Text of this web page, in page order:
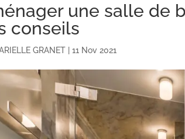
une salle de
conseils
GRANET |11 Nov 2021